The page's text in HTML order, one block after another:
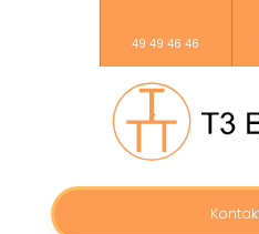
49 49 46 46